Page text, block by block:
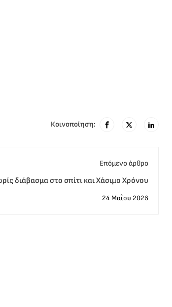
Κοινοποίηση:
Eπόμενο άρθρο
διάβασμα στο σπίτι και Χάσιμο Χρόνου
24 Μαΐου 2026